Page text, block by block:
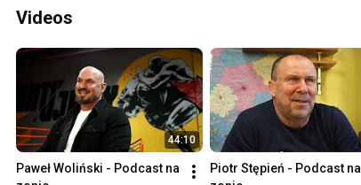
Videos
44:10
Paweł Woliński - Podcast na
Piotr Stępień - Podcast na